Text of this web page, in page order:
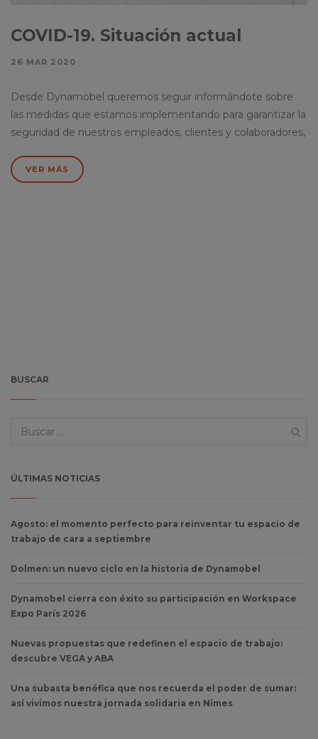
COVID-19. Situación actual
26 MAR 2020
Desde Dynamobel queremos seguir informándote sobre
las medidas que estamos implementando para garantizar la
seguridad de nuestros empleados, clientes y colaboradores,
VER MÁS
BUSCAR
ÚLTIMAS NOTICIAS
Agosto: el momento perfecto para reinventar tu espacio de
trabajo de cara a septiembre
Dolmen: un nuevo ciclo en la historia de Dynamobel
Dynamobel cierra con éxito su participación en Workspace
Expo París 2026
Nuevas propuestas que redefinen el espacio de trabajo:
descubre VEGA y ABA
Una subasta benéfica que nos recuerda el poder de sumar:
así vivimos nuestra jornada solidaria en Nîmes